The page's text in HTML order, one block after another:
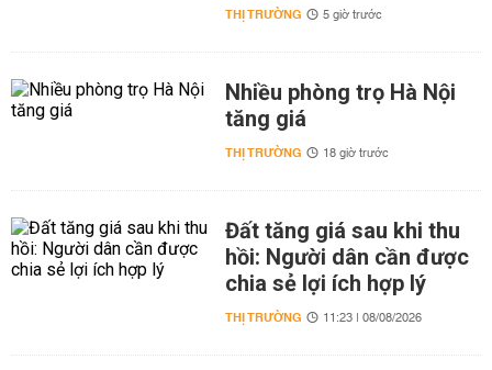
THỊ TRƯỜNG 5 giờ trước
Nhiều phòng trọ Hà Nội
tăng giá
THỊ TRƯỜNG 18 giờ trước
Đất tăng giá sau khi thu
hồi: Người dân cần được
chia sẻ lợi ích hợp lý
THỊ TRƯỜNG 11:23 | 08/08/2026